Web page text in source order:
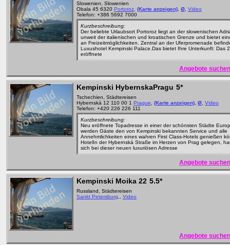
Slowenien, Slowenien
Obala 45 6320 Portoroz (Karte anzeigen) Ø Video
Telefon: +386 5692 7000
Kurzbeschreibung:
Der beliebte Urlaubsort Portoroz liegt an der slowenischen
unweit der italienischen und kroatischen Grenze und bietet
an Freizeitmöglichkeiten. Zentral an der Uferpromenade
Luxushotel Kempinski Palace.Das bietet Ihre Unterkunft: Das
eröffnete
Angebote
Kempinski HybernskaPragu 5*
Tschechien, Städtereisen
Hybernská 12 110 00 1 Prague (Karte anzeigen) Ø Video
Telefon: +420 226 226 111
Kurzbeschreibung:
Neu eröffnete Topadresse in einer der schönsten Städte
werden Gäste den von Kempinski bekannten Service und alle
Annehmlichkeiten eines wahren First Class-Hotels genießen
HotelIn der Hybernská Straße im Herzen von Prag gelegen,
sich bei dieser neuen luxuriösen Adresse
Angebote
Kempinski Moika 22 5.5*
Russland, Städtereisen
Sankt Petersburg
Video
Angebote